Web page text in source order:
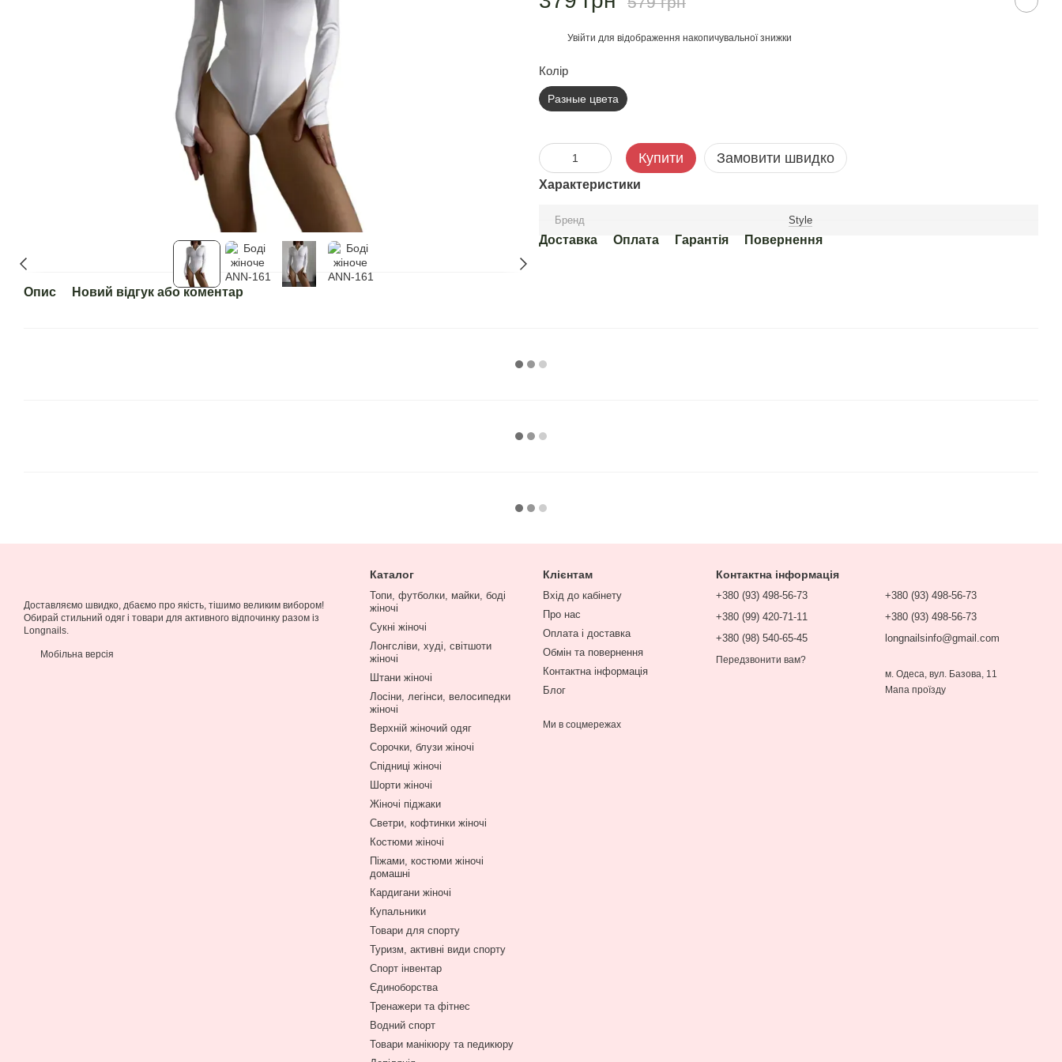
Опис Новий відгук або коментар
Увійти для відображення накопичувальної знижки
Колір
Разные цвета
Купити Замовити швидко
Характеристики
Бренд Style
Доставка Оплата Гарантія Повернення
Доставляємо швидко, дбаємо про якість, тішимо великим вибором!
Обирай стильний одяг і товари для активного відпочинку разом із
Longnails.
Мобільна версія
Каталог
Топи, футболки, майки, боді
жіночі
Сукні жіночі
Лонгсліви, худі, світшоти
жіночі
Штани жіночі
Лосіни, легінси, велосипедки
жіночі
Верхній жіночий одяг
Сорочки, блузи жіночі
Спідниці жіночі
Шорти жіночі
Жіночі піджаки
Светри, кофтинки жіночі
Костюми жіночі
Піжами, костюми жіночі
домашні
Кардигани жіночі
Купальники
Товари для спорту
Туризм, активні види спорту
Спорт інвентар
Єдиноборства
Тренажери та фітнес
Водний спорт
Товари манікюру та педикюру
Клієнтам
Вхід до кабінету
Про нас
Оплата і доставка
Обмін та повернення
Контактна інформація
Блог
Ми в соцмережах
Контактна інформація
+380 (93) 498-56-73
+380 (99) 420-71-11
+380 (98) 540-65-45
Передзвонити вам?
+380 (93) 498-56-73
+380 (93) 498-56-73
longnailsinfo@gmail.com
м. Одеса, вул. Базова, 11
Мапа проїзду